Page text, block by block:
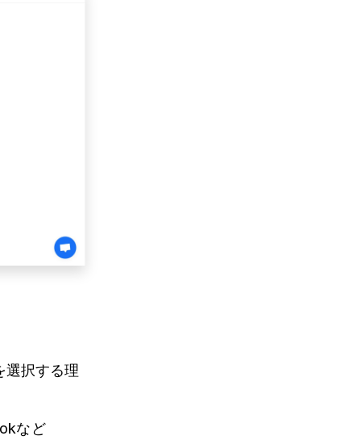
選択する理
など